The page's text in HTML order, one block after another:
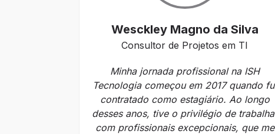
Wesckley Magno da Silva
Consultor de Projetos em TI
Minha jornada profissional na ISH
Tecnologia começou em 2017 quando
contratado como estagiário. Ao longo
desses anos, tive o privilégio de
com profissionais excepcionais, que me